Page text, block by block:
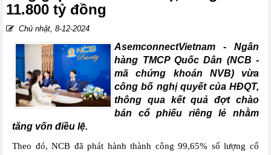
11.800 tỷ đồng
Chủ nhật, 8-12-2024
AsemconnectVietnam - Ngân
hàng TMCP Quốc Dân (NCB -
mã chứng khoán NVB) vừa
công bố nghị quyết của HĐQT,
thông qua kết quả đợt chào
bán cổ phiếu riêng lẻ nhằm
tăng vốn điều lệ.
Theo đó, NCB đã phát hành thành công 99,65% số lượng cổ